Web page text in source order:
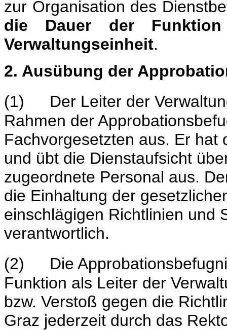
zur Organisation des
die Dauer der
Verwaltungseinheit.
2. Ausübung der
(1)
Der Leiter der
Rahmen der
Fachvorgesetzten aus. Er hat
und übt die Dienstaufsicht
zugeordnete Personal aus.
die Einhaltung der
einschlägigen Richtlinien und
verantwortlich.
(2)
Die
Funktion als Leiter der
bzw. Verstoß gegen die
Graz jederzeit durch das